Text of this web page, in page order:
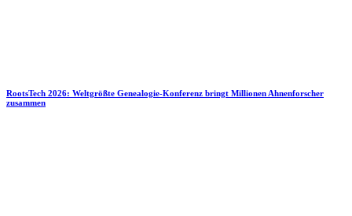
RootsTech 2026: Weltgrößte Genealogie-Konferenz bringt Millionen Ahnenforscher
zusammen